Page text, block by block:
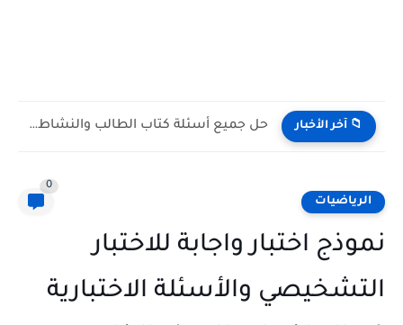
📁 آخر الأخبار حل جميع أسئلة كتاب الطالب والنشاط في الاحياء للصف العاشر...
الرياضيات
0
نموذج اختبار واجابة للاختبار
التشخيصي والأسئلة الاختبارية